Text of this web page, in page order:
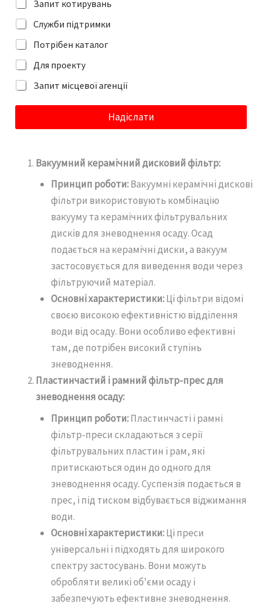
б
о
п
о
в
і
д
о
л
н
Запит котирувань
Служби підтримки
Потрібен каталог
Для проекту
Запит місцевої агенції
Надіслати
Вакуумний керамічний дисковий фільтр:
Принцип роботи:Вакуумні керамічні дискові
фільтри використовують комбінацію
вакууму та керамічних фільтрувальних
дисків для зневоднення осаду. Осад
подається на керамічні диски, а вакуум
застосовується для виведення води через
фільтруючий матеріал.
Основні характеристики:Ці фільтри відомі
своєю високою ефективністю відділення
води від осаду. Вони особливо ефективні
там, де потрібен високий ступінь
зневоднення.
Пластинчастий і рамний фільтр-прес для
зневоднення осаду:
Принцип роботи:Пластинчасті і рамні
фільтр-преси складаються з серії
фільтрувальних пластин і рам, які
притискаються один до одного для
зневоднення осаду. Суспензія подається в
прес, і під тиском відбувається віджимання
води.
Основні характеристики:Ці преси
універсальні і підходять для широкого
спектру застосувань. Вони можуть
обробляти великі об'єми осаду і
забезпечують ефективне зневоднення.